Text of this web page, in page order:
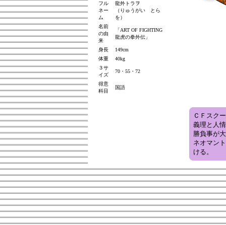
フル
ネー
ム
龍外トラヲ
（りゅうがい とら
を）
名前
の由
来
「ART OF FIGHTING
龍虎の拳外伝」
身長
149cm
体重
40kg
３サ
イズ
70・55・72
得意
科目
国語
ＣＦスク
義理と人
勝負事が
ネオマン
ける。